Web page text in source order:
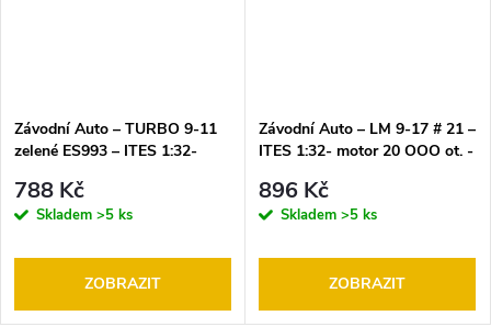
Závodní Auto – TURBO 9-11
zelené ES993 – ITES 1:32-
(Slot Racing Car)
788 Kč
Skladem >5 ks
ZOBRAZIT
Závodní Auto – LM 9-17 # 21 –
ITES 1:32- motor 20 OOO ot. -
896 Kč
Skladem >5 ks
ZOBRAZIT